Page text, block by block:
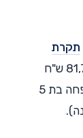
תקרת
עומדת על 81,711 ש"ח
בשנה לאדם, נכון לשנת 2025 (כלומר – במשפחה בת 5